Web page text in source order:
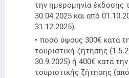
την ημερομηνία έκδοσης
30.04.2025 και από
31.12.2025),
ποσό ύψους 300€ κατά
τουριστική ζήτησης
30.9.2025) ή 400€ κατά
τουριστικής ζήτησης